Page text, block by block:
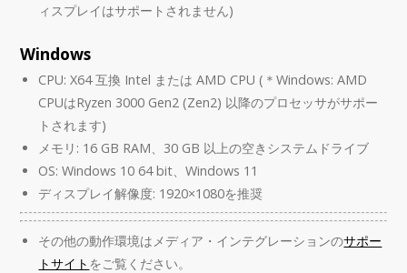
ィスプレイはサポートされません)
Windows
CPU: X64 互換 Intel または AMD CPU (＊Windows: AMD
CPUはRyzen 3000 Gen2 (Zen2) 以降のプロセッサがサポー
トされます)
メモリ: 16 GB RAM、30 GB 以上の空きシステムドライブ
OS: Windows 10 64 bit、Windows 11
ディスプレイ解像度: 1920×1080を推奨
その他の動作環境はメディア・インテグレーションのサポー
トサイト をご覧ください。